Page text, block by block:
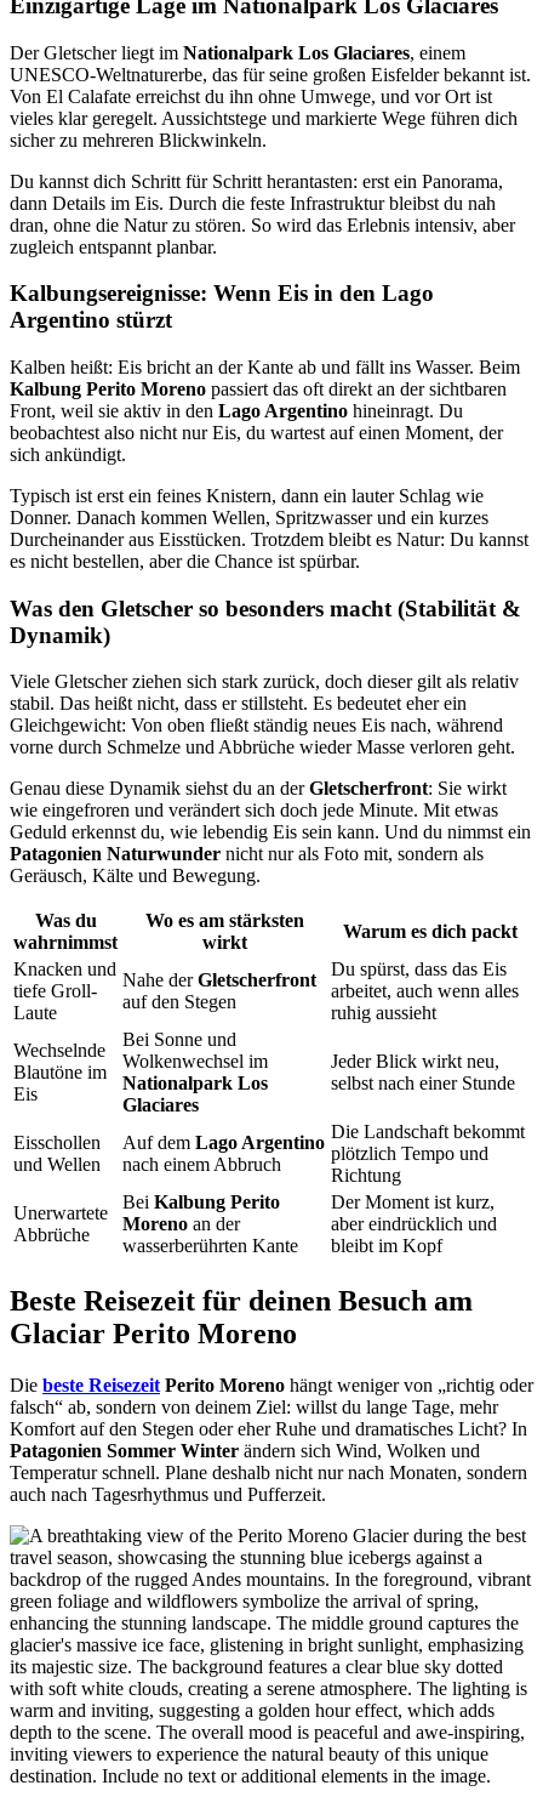
Einzigartige Lage im Nationalpark Los Glaciares
Der Gletscher liegt im Nationalpark Los Glaciares, einem
UNESCO-Weltnaturerbe, das für seine großen Eisfelder bekannt ist.
Von El Calafate erreichst du ihn ohne Umwege, und vor Ort ist
vieles klar geregelt. Aussichtstege und markierte Wege führen dich
sicher zu mehreren Blickwinkeln.
Du kannst dich Schritt für Schritt herantasten: erst ein Panorama,
dann Details im Eis. Durch die feste Infrastruktur bleibst du nah
dran, ohne die Natur zu stören. So wird das Erlebnis intensiv, aber
zugleich entspannt planbar.
Kalbungsereignisse: Wenn Eis in den Lago
Argentino stürzt
Kalben heißt: Eis bricht an der Kante ab und fällt ins Wasser. Beim
Kalbung Perito Moreno passiert das oft direkt an der sichtbaren
Front, weil sie aktiv in den Lago Argentino hineinragt. Du
beobachtest also nicht nur Eis, du wartest auf einen Moment, der
sich ankündigt.
Typisch ist erst ein feines Knistern, dann ein lauter Schlag wie
Donner. Danach kommen Wellen, Spritzwasser und ein kurzes
Durcheinander aus Eisstücken. Trotzdem bleibt es Natur: Du kannst
es nicht bestellen, aber die Chance ist spürbar.
Was den Gletscher so besonders macht (Stabilität &
Dynamik)
Viele Gletscher ziehen sich stark zurück, doch dieser gilt als relativ
stabil. Das heißt nicht, dass er stillsteht. Es bedeutet eher ein
Gleichgewicht: Von oben fließt ständig neues Eis nach, während
vorne durch Schmelze und Abbrüche wieder Masse verloren geht.
Genau diese Dynamik siehst du an derGletscherfront: Sie wirkt
wie eingefroren und verändert sich doch jede Minute. Mit etwas
Geduld erkennst du, wie lebendig Eis sein kann. Und du nimmst ein
Patagonien Naturwunder nicht nur als Foto mit, sondern als
Geräusch, Kälte und Bewegung.
Was du
wahrnimmst
Wo es am stärksten
wirkt
Warum es dich packt
Knacken und
tiefe Groll-
Laute
Nahe derGletscherfront
auf den Stegen
Du spürst, dass das Eis
arbeitet, auch wenn alles
ruhig aussieht
Wechselnde
Blautöne im
Eis
Bei Sonne und
Wolkenwechsel im
Nationalpark Los
Glaciares
Jeder Blick wirkt neu,
selbst nach einer Stunde
Eisschollen
und Wellen
Auf dem Lago Argentino
nach einem Abbruch
Die Landschaft bekommt
plötzlich Tempo und
Richtung
Unerwartete
Abbrüche
Bei Kalbung Perito
Moreno an der
wasserberührten Kante
Der Moment ist kurz,
aber eindrücklich und
bleibt im Kopf
Beste Reisezeit für deinen Besuch am
Glaciar Perito Moreno
Die beste Reisezeit Perito Moreno hängt weniger von „richtig oder
falsch“ ab, sondern von deinem Ziel: willst du lange Tage, mehr
Komfort auf den Stegen oder eher Ruhe und dramatisches Licht? In
Patagonien Sommer Winter ändern sich Wind, Wolken und
Temperatur schnell. Plane deshalb nicht nur nach Monaten, sondern
auch nach Tagesrhythmus und Pufferzeit.